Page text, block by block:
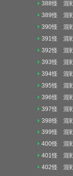
388怪 混
389怪 混
390怪 混
391怪 混
392怪 混
393怪 混
394怪 混
395怪 混
396怪 混
397怪 混
398怪 混
399怪 混
400怪 混
401怪 混
402怪 混